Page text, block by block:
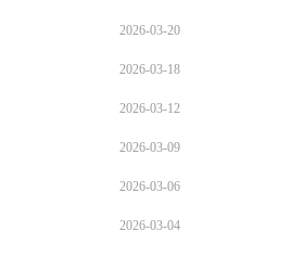
2026-03-20
2026-03-18
2026-03-12
2026-03-09
2026-03-06
2026-03-04